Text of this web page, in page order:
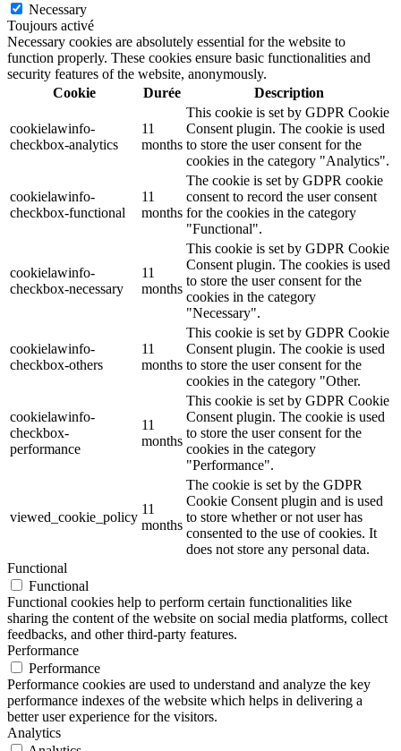
Necessary
Toujours activé
Necessary cookies are absolutely essential for the website to
function properly. These cookies ensure basic functionalities and
security features of the website, anonymously.
Cookie
Durée Description
cookielawinfo-
checkbox-analytics
11
months
This cookie is set by GDPR Cookie
Consent plugin. The cookie is used
to store the user consent for the
cookies in the category "Analytics".
cookielawinfo-
checkbox-functional
11
months
The cookie is set by GDPR cookie
consent to record the user consent
for the cookies in the category
"Functional".
cookielawinfo-
checkbox-necessary
11
months
This cookie is set by GDPR Cookie
Consent plugin. The cookies is used
to store the user consent for the
cookies in the category
"Necessary".
cookielawinfo-
checkbox-others
11
months
This cookie is set by GDPR Cookie
Consent plugin. The cookie is used
to store the user consent for the
cookies in the category "Other.
cookielawinfo-
checkbox-
performance
11
months
This cookie is set by GDPR Cookie
Consent plugin. The cookie is used
to store the user consent for the
cookies in the category
"Performance".
viewed_cookie_policy
11
months
The cookie is set by the GDPR
Cookie Consent plugin and is used
to store whether or not user has
consented to the use of cookies. It
does not store any personal data.
Functional
Functional
Functional cookies help to perform certain functionalities like
sharing the content of the website on social media platforms, collect
feedbacks, and other third-party features.
Performance
Performance
Performance cookies are used to understand and analyze the key
performance indexes of the website which helps in delivering a
better user experience for the visitors.
Analytics